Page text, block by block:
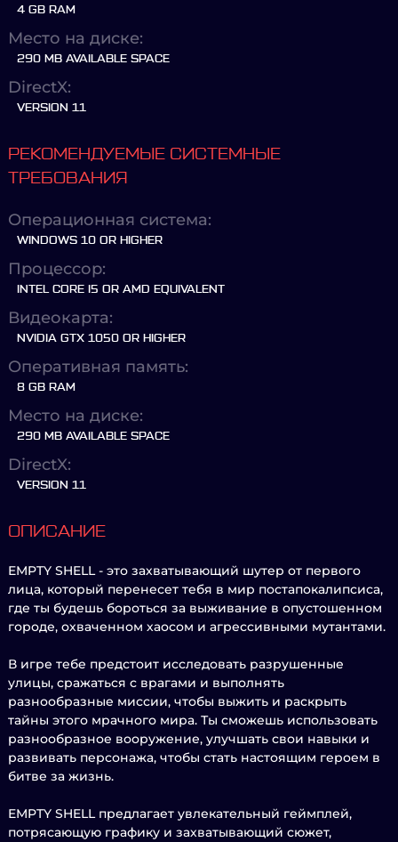
4 GB RAM
Место на диске:
290 MB AVAILABLE SPACE
DirectX:
VERSION 11
РЕКОМЕНДУЕМЫЕ СИСТЕМНЫЕ
ТРЕБОВАНИЯ
Операционная система:
WINDOWS 10 OR HIGHER
Процессор:
INTEL CORE I5 OR AMD EQUIVALENT
Видеокарта:
NVIDIA GTX 1050 OR HIGHER
Оперативная память:
8 GB RAM
Место на диске:
290 MB AVAILABLE SPACE
DirectX:
VERSION 11
ОПИСАНИЕ
EMPTY SHELL - это захватывающий шутер от первого
лица, который перенесет тебя в мир постапокалипсиса,
где ты будешь бороться за выживание в опустошенном
городе, охваченном хаосом и агрессивными мутантами.
В игре тебе предстоит исследовать разрушенные
улицы, сражаться с врагами и выполнять
разнообразные миссии, чтобы выжить и раскрыть
тайны этого мрачного мира. Ты сможешь использовать
разнообразное вооружение, улучшать свои навыки и
развивать персонажа, чтобы стать настоящим героем в
битве за жизнь.
EMPTY SHELL предлагает увлекательный геймплей,
потрясающую графику и захватывающий сюжет,